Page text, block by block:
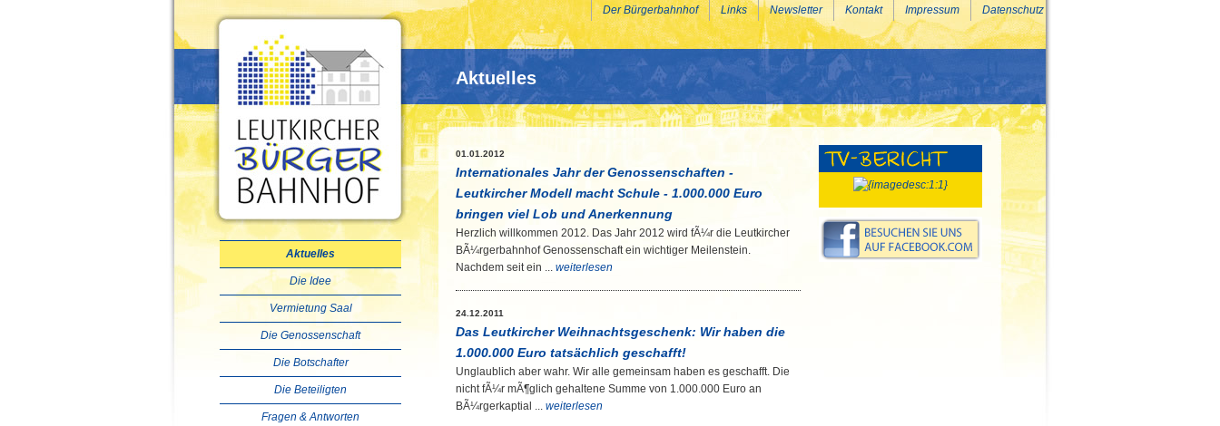
Aktuelles
Aktuelles
Die Idee
Vermietung Saal
Die Genossenschaft
Die Botschafter
Die Beteiligten
Fragen & Antworten
Datenschutz
Impressum
Kontakt
Newsletter
Links
Der Bürgerbahnhof
01.01.2012
Internationales Jahr der Genossenschaften -
Leutkircher Modell macht Schule - 1.000.000 Euro
bringen viel Lob und Anerkennung
Herzlich willkommen 2012. Das Jahr 2012 wird fÃ¼r die Leutkircher
BÃ¼rgerbahnhof Genossenschaft ein wichtiger Meilenstein.
Nachdem seit ein ... weiterlesen
24.12.2011
Das Leutkircher Weihnachtsgeschenk: Wir haben die
1.000.000 Euro tatsächlich geschafft!
Unglaublich aber wahr. Wir alle gemeinsam haben es geschafft. Die
nicht fÃ¼r mÃ¶glich gehaltene Summe von 1.000.000 Euro an
BÃ¼rgerkaptial ... weiterlesen